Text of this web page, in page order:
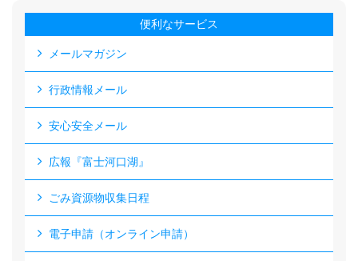
便利なサービス
メールマガジン
行政情報メール
安心安全メール
広報『富士河口湖』
ごみ資源物収集日程
電子申請（オンライン申請）